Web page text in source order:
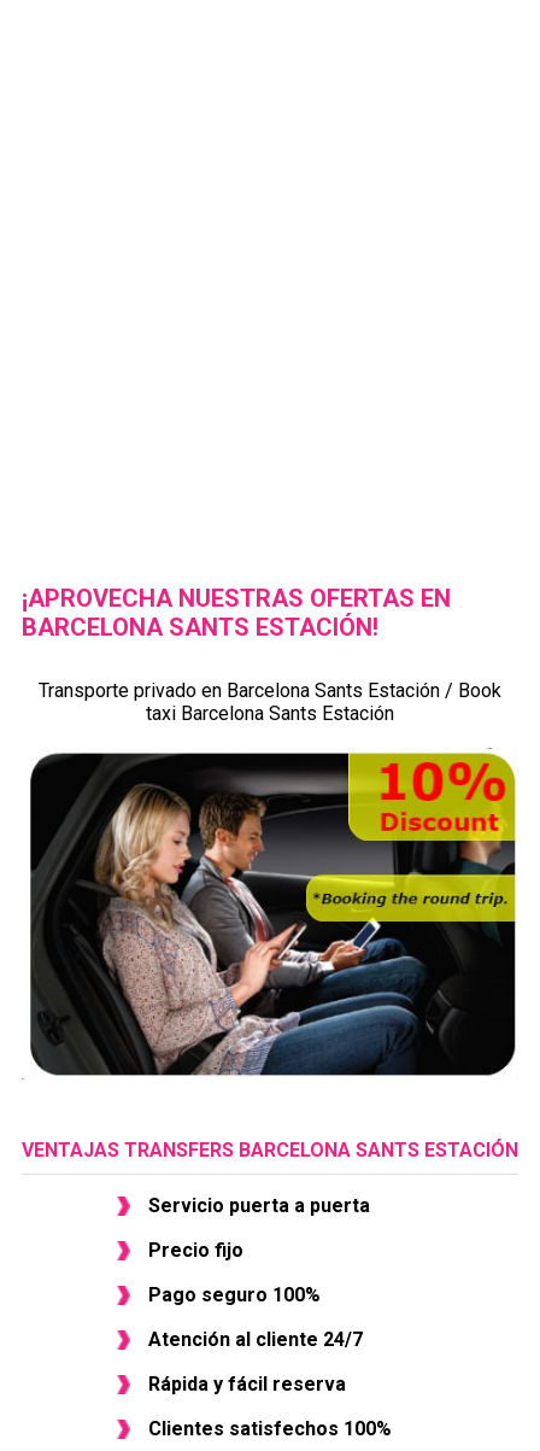
¡APROVECHA NUESTRAS OFERTAS EN
BARCELONA SANTS ESTACIÓN!
Transporte privado en Barcelona Sants Estación / Book
taxi Barcelona Sants Estación
VENTAJAS TRANSFERS BARCELONA SANTS ESTACIÓN
Servicio puerta a puerta
Precio fijo
Pago seguro 100%
Atención al cliente 24/7
Rápida y fácil reserva
Clientes satisfechos 100%